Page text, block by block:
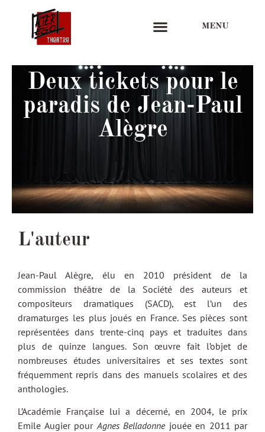
MENU
Deux tickets pour le
paradis de Jean-Paul
Alègre
L'auteur
Jean-Paul Alègre, élu en 2010 président de la
commission théâtre de la Société des auteurs et
compositeurs dramatiques (SACD), est l’un des
dramaturges les plus joués en France. Ses pièces sont
représentées dans trente-cinq pays et traduites dans
plus de quinze langues. Son œuvre fait l’objet de
nombreuses études universitaires et ses textes sont
fréquemment repris dans des manuels scolaires et des
anthologies.
L’Académie Française lui a décerné, en 2004, le prix
Emile Augier pourAgnes Belladonnejouée en 2011 par